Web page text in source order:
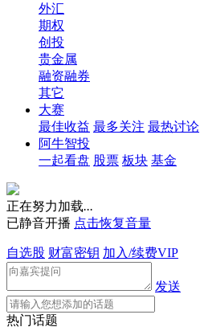
外汇
期权
创投
贵金属
融资融券
其它
大赛
最佳收益 最多关注 最热讨论
阿牛智投
一起看盘 股票 板块 基金
正在努力加载...
已静音开播 点击恢复音量
自选股 财富密钥 加入/续费VIP
发送
热门话题